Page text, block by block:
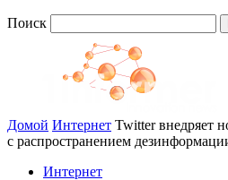
Поиск
Домой Интернет Twitter внедряет
с распространением
Интернет